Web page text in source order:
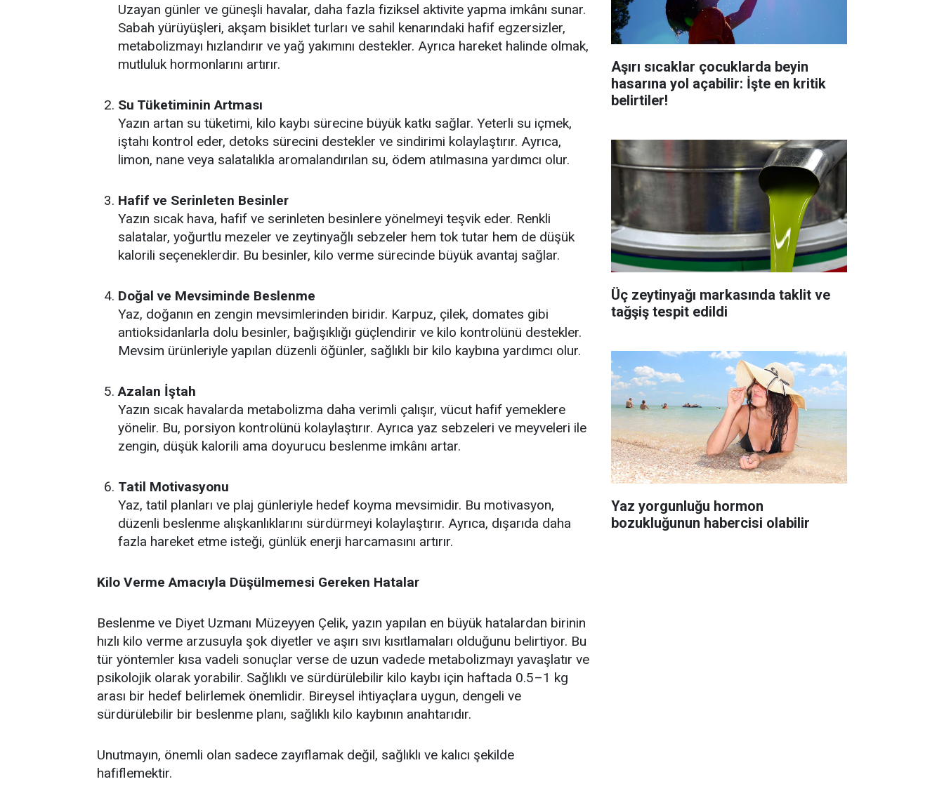
Uzayan günler ve güneşli havalar, daha fazla fiziksel aktivite yapma imkânı sunar.
Sabah yürüyüşleri, akşam bisiklet turları ve sahil kenarındaki hafif egzersizler,
metabolizmayı hızlandırır ve yağ yakımını destekler. Ayrıca hareket halinde olmak,
mutluluk hormonlarını artırır.
Su Tüketiminin Artması
Yazın artan su tüketimi, kilo kaybı sürecine büyük katkı sağlar. Yeterli su içmek,
iştahı kontrol eder, detoks sürecini destekler ve sindirimi kolaylaştırır. Ayrıca,
limon, nane veya salatalıkla aromalandırılan su, ödem atılmasına yardımcı olur.
Hafif ve Serinleten Besinler
Yazın sıcak hava, hafif ve serinleten besinlere yönelmeyi teşvik eder. Renkli
salatalar, yoğurtlu mezeler ve zeytinyağlı sebzeler hem tok tutar hem de düşük
kalorili seçeneklerdir. Bu besinler, kilo verme sürecinde büyük avantaj sağlar.
Doğal ve Mevsiminde Beslenme
Yaz, doğanın en zengin mevsimlerinden biridir. Karpuz, çilek, domates gibi
antioksidanlarla dolu besinler, bağışıklığı güçlendirir ve kilo kontrolünü destekler.
Mevsim ürünleriyle yapılan düzenli öğünler, sağlıklı bir kilo kaybına yardımcı olur.
Azalan İştah
Yazın sıcak havalarda metabolizma daha verimli çalışır, vücut hafif yemeklere
yönelir. Bu, porsiyon kontrolünü kolaylaştırır. Ayrıca yaz sebzeleri ve meyveleri ile
zengin, düşük kalorili ama doyurucu beslenme imkânı artar.
Tatil Motivasyonu
Yaz, tatil planları ve plaj günleriyle hedef koyma mevsimidir. Bu motivasyon,
düzenli beslenme alışkanlıklarını sürdürmeyi kolaylaştırır. Ayrıca, dışarıda daha
fazla hareket etme isteği, günlük enerji harcamasını artırır.
Kilo Verme Amacıyla Düşülmemesi Gereken Hatalar
Beslenme ve Diyet Uzmanı Müzeyyen Çelik, yazın yapılan en büyük hatalardan birinin
hızlı kilo verme arzusuyla şok diyetler ve aşırı sıvı kısıtlamaları olduğunu belirtiyor. Bu
tür yöntemler kısa vadeli sonuçlar verse de uzun vadede metabolizmayı yavaşlatır ve
psikolojik olarak yorabilir. Sağlıklı ve sürdürülebilir kilo kaybı için haftada 0.5–1 kg
arası bir hedef belirlemek önemlidir. Bireysel ihtiyaçlara uygun, dengeli ve
sürdürülebilir bir beslenme planı, sağlıklı kilo kaybının anahtarıdır.
Unutmayın, önemli olan sadece zayıflamak değil, sağlıklı ve kalıcı şekilde
hafiflemektir.
Aşırı sıcaklar çocuklarda beyin
hasarına yol açabilir: İşte en kritik
belirtiler!
Üç zeytinyağı markasında taklit ve
tağşiş tespit edildi
Yaz yorgunluğu hormon
bozukluğunun habercisi olabilir